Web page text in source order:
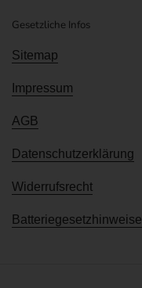
Gesetzliche Infos
Sitemap
Impressum
AGB
Datenschutzerklärung
Widerrufsrecht
Batteriegesetzhinweise